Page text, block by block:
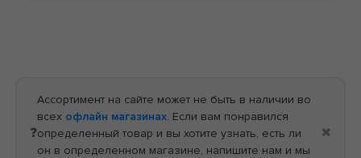
❓
Ассортимент на сайте может не быть в наличии во
всех офлайн магазинах. Если вам понравился
определенный товар и вы хотите узнать, есть ли
он в определенном магазине, напишите нам и мы
✖